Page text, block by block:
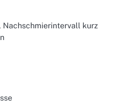
Nachschmierintervall kurz